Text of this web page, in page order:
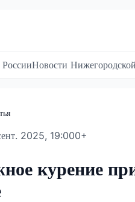
Новости
2025, 19:000+
курение